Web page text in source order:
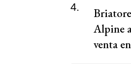
4.
Alpine
venta